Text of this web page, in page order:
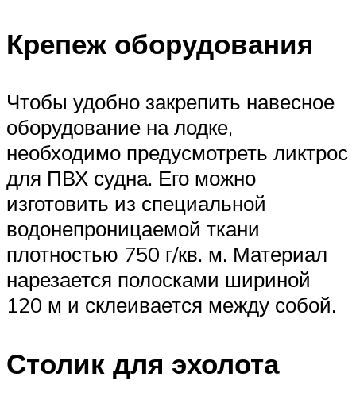
Крепеж оборудования
Чтобы удобно закрепить навесное
оборудование на лодке,
необходимо предусмотреть ликтрос
для ПВХ судна. Его можно
изготовить из специальной
водонепроницаемой ткани
плотностью 750 г/кв. м. Материал
нарезается полосками шириной
120 м и склеивается между собой.
Столик для эхолота